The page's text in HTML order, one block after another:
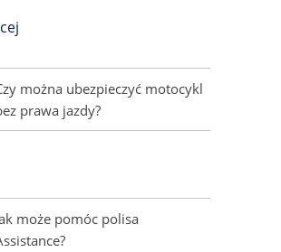
można ubezpieczyć motocykl
prawa jazdy?
może pomóc polisa